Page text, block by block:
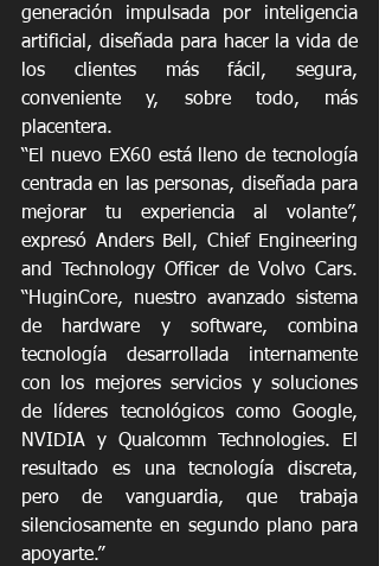
generación impulsada por inteligencia
artificial, diseñada para hacer la vida de
los clientes más fácil, segura,
conveniente y, sobre todo, más
placentera.
“El nuevo EX60 está lleno de tecnología
centrada en las personas, diseñada para
mejorar tu experiencia al volante”,
expresó Anders Bell, Chief Engineering
and Technology Officer de Volvo Cars.
“HuginCore, nuestro avanzado sistema
de hardware y software, combina
tecnología desarrollada internamente
con los mejores servicios y soluciones
de líderes tecnológicos como Google,
NVIDIA y Qualcomm Technologies. El
resultado es una tecnología discreta,
pero de vanguardia, que trabaja
silenciosamente en segundo plano para
apoyarte.”